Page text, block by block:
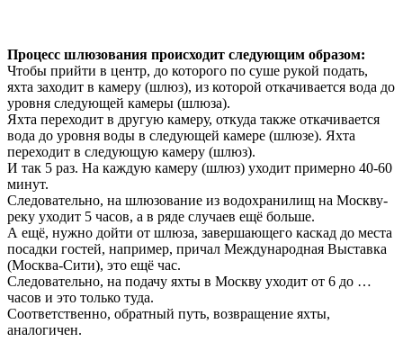
Процесс шлюзования происходит следующим образом:
Чтобы прийти в центр, до которого по суше рукой подать,
яхта заходит в камеру (шлюз), из которой откачивается вода до
уровня следующей камеры (шлюза).
Яхта переходит в другую камеру, откуда также откачивается
вода до уровня воды в следующей камере (шлюзе). Яхта
переходит в следующую камеру (шлюз).
И так 5 раз. На каждую камеру (шлюз) уходит примерно 40-60
минут.
Следовательно, на шлюзование из водохранилищ на Москву-
реку уходит 5 часов, а в ряде случаев ещё больше.
А ещё, нужно дойти от шлюза, завершающего каскад до места
посадки гостей, например, причал Международная Выставка
(Москва-Сити), это ещё час.
Следовательно, на подачу яхты в Москву уходит от 6 до …
часов и это только туда.
Соответственно, обратный путь, возвращение яхты,
аналогичен.